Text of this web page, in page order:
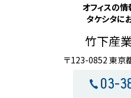
オフィスの情
タケシタに
竹下産
〒123-0852 東京
03-